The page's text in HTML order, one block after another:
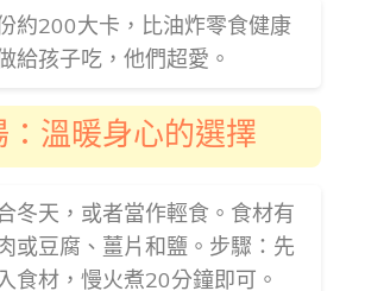
約200大卡，比油炸零食健康
給孩子吃，他們超愛。
：溫暖身心的選擇
冬天，或者當作輕食。食材有
或豆腐、薑片和鹽。步驟：先
食材，慢火煮20分鐘即可。